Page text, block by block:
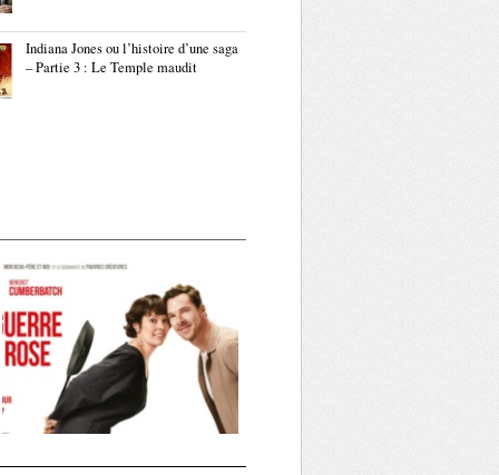
Indiana Jones ou l’histoire d’une saga
– Partie 3 : Le Temple maudit